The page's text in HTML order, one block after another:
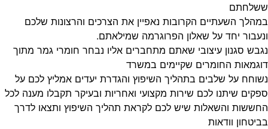
ששלחתם
במהלך השעתיים הקרובות נאפיין את הצרכים והרצונות שלכם
ונעבור יחד על שאלון הפרוגרמה שמילאתם.
נגבש סגנון עיצובי שאתם מתחברים אליו נבחר חומרי גמר מתוך
דוגמאות החומרים שקיימים במשרד
נשוחח על שלבים בתהליך השיפוץ והגדרת יעדים אמליץ לכם על
ספקים שיתנו לכם שירות מקצועי ואחריות ובעיקר תקבלו מענה לכל
החששות והשאלות שיש לכם לקראת תהליך השיפוץ ותצאו לדרך
בביטחון וודאות